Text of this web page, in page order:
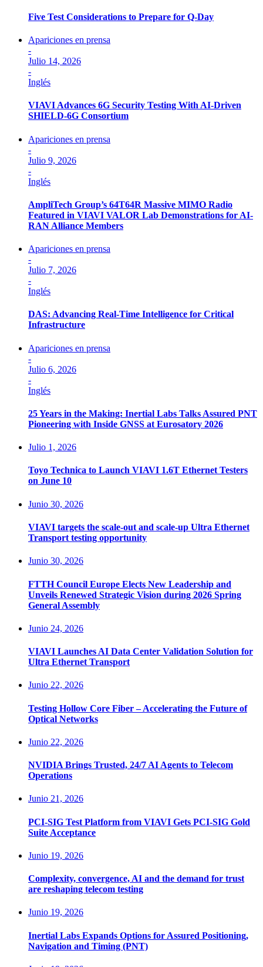
Five Test Considerations to Prepare for Q-Day
Apariciones en prensa
-
Julio 14, 2026
-
Inglés
VIAVI Advances 6G Security Testing With AI-Driven
SHIELD-6G Consortium
Apariciones en prensa
-
Julio 9, 2026
-
Inglés
AmpliTech Group’s 64T64R Massive MIMO Radio
Featured in VIAVI VALOR Lab Demonstrations for AI-
RAN Alliance Members
Apariciones en prensa
-
Julio 7, 2026
-
Inglés
DAS: Advancing Real-Time Intelligence for Critical
Infrastructure
Apariciones en prensa
-
Julio 6, 2026
-
Inglés
25 Years in the Making: Inertial Labs Talks Assured PNT
Pioneering with Inside GNSS at Eurosatory 2026
Julio 1, 2026
Toyo Technica to Launch VIAVI 1.6T Ethernet Testers
on June 10
Junio 30, 2026
VIAVI targets the scale-out and scale-up Ultra Ethernet
Transport testing opportunity
Junio 30, 2026
FTTH Council Europe Elects New Leadership and
Unveils Renewed Strategic Vision during 2026 Spring
General Assembly
Junio 24, 2026
VIAVI Launches AI Data Center Validation Solution for
Ultra Ethernet Transport
Junio 22, 2026
Testing Hollow Core Fiber – Accelerating the Future of
Optical Networks
Junio 22, 2026
NVIDIA Brings Trusted, 24/7 AI Agents to Telecom
Operations
Junio 21, 2026
PCI-SIG Test Platform from VIAVI Gets PCI-SIG Gold
Suite Acceptance
Junio 19, 2026
Complexity, convergence, AI and the demand for trust
are reshaping telecom testing
Junio 19, 2026
Inertial Labs Expands Options for Assured Positioning,
Navigation and Timing (PNT)